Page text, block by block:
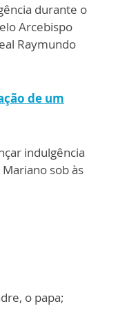
durante o
Arcebispo
Raymundo
de um
indulgência
sob às
o papa;